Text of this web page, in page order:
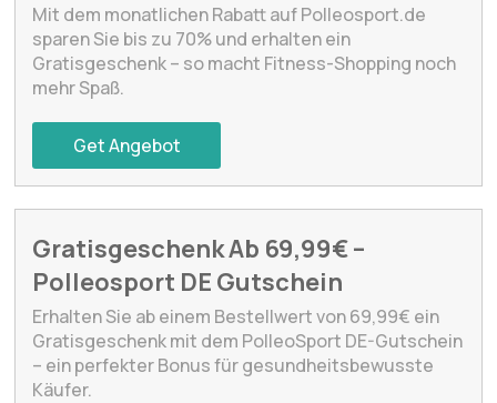
Mit dem monatlichen Rabatt auf Polleosport.de
sparen Sie bis zu 70% und erhalten ein
Gratisgeschenk – so macht Fitness-Shopping noch
mehr Spaß.
Get Angebot
Gratisgeschenk Ab 69,99€ –
Polleosport DE Gutschein
Erhalten Sie ab einem Bestellwert von 69,99€ ein
Gratisgeschenk mit dem PolleoSport DE-Gutschein
– ein perfekter Bonus für gesundheitsbewusste
Käufer.